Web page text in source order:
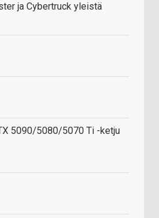
ja Cybertruck yleistä
5090/5080/5070 Ti -ketju